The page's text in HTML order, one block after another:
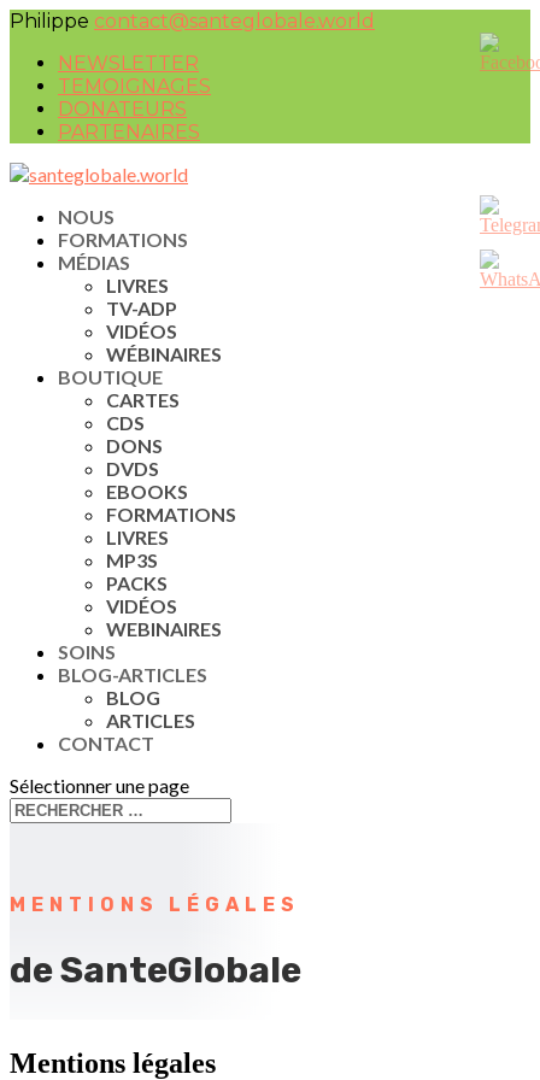
Philippe contact@santeglobale.world
NEWSLETTER
TEMOIGNAGES
DONATEURS
PARTENAIRES
NOUS
FORMATIONS
MÉDIAS
LIVRES
TV-ADP
VIDÉOS
WÉBINAIRES
BOUTIQUE
CARTES
CDS
DONS
DVDS
EBOOKS
FORMATIONS
LIVRES
MP3S
PACKS
VIDÉOS
WEBINAIRES
SOINS
BLOG-ARTICLES
BLOG
ARTICLES
CONTACT
Sélectionner une page
MENTIONS LÉGALES
de SanteGlobale
Mentions légales